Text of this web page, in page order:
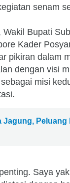
senam
Bupati
Kader
pikiran dalam
dengan visi
misi
Jagung,
Saya